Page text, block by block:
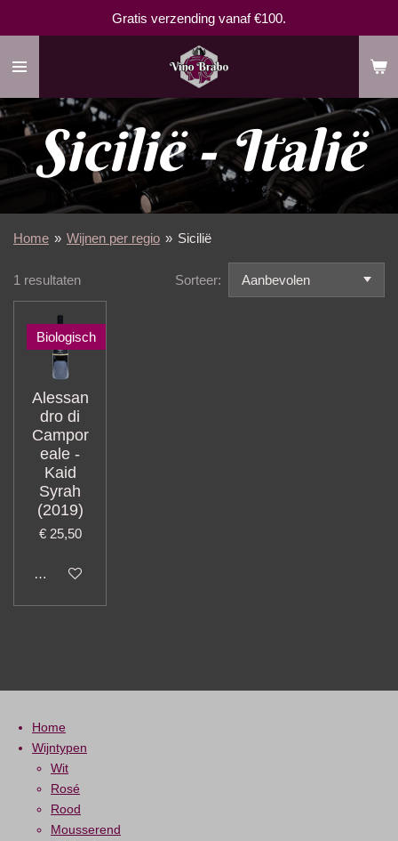
naar
hoofdinhoud
Gratis verzending vanaf €100.
Sicilië - Italië
Home » Wijnen per regio » Sicilië
1 resultaten Sorteer:
Biologisch
Alessan
dro di
Campor
eale -
Kaid
Syrah
(2019)
€ 25,50
In winkelwagen
Home
Wijntypen
Wit
Rosé
Rood
Mousserend